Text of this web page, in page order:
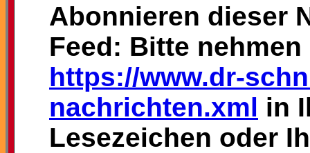
Abonnieren dieser
Feed: Bitte
https://www.dr-
nachrichten.xml in
Lesezeichen oder